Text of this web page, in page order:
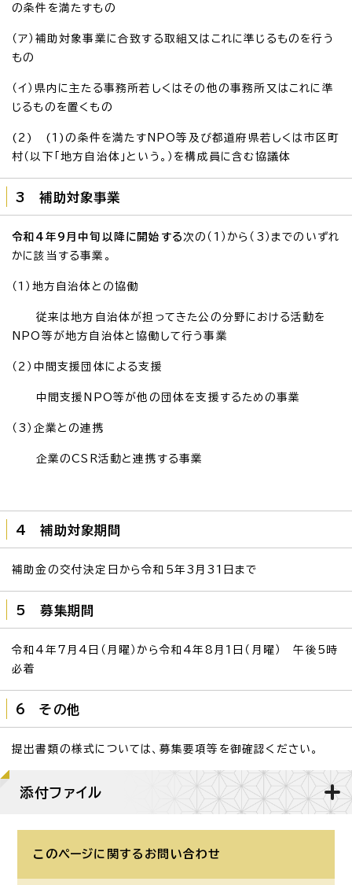
の条件を満たすもの
（ア）補助対象事業に合致する取組又はこれに準じるものを行う
もの
（イ）県内に主たる事務所若しくはその他の事務所又はこれに準
じるものを置くもの
(2) (1)の条件を満たすNPO等及び都道府県若しくは市区町
村（以下「地方自治体」という。）を構成員に含む協議体
3 補助対象事業
令和4年9月中旬以降に開始する 次の（1）から（3）までのいずれ
かに該当する事業。
（1）地方自治体との協働
従来は地方自治体が担ってきた公の分野における活動を
NPO等が地方自治体と協働して行う事業
（2）中間支援団体による支援
中間支援NPO等が他の団体を支援するための事業
（3）企業との連携
企業のCSR活動と連携する事業
4 補助対象期間
補助金の交付決定日から令和5年3月31日まで
5 募集期間
令和4年7月4日（月曜）から令和4年8月1日（月曜） 午後5時
必着
6 その他
提出書類の様式については、募集要項等を御確認ください。
添付ファイル
このページに関する お問い合わせ